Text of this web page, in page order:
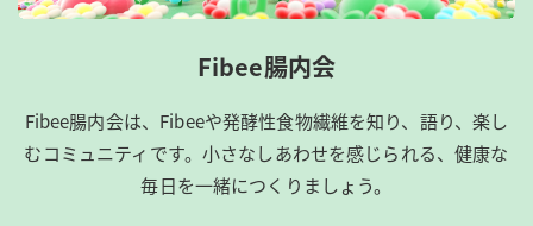
Fibee腸内会
Fibee腸内会は、​Fibeeや発酵性食物繊維を知り、語り、楽し
むコミュニティです。​小さなしあわせを感じられる、健康な
毎日を一緒につくりましょう。